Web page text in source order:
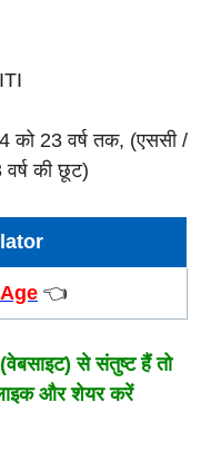
को 23 वर्ष तक, (एससी /
की छूट)
👈
(वेबसाइट) से संतुष्ट हैं तो
और शेयर करें